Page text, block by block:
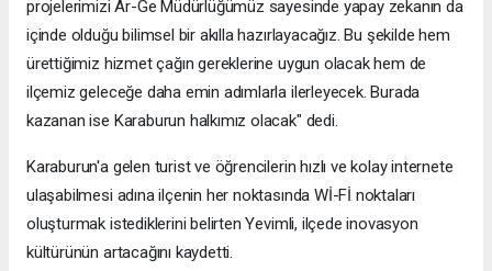
projelerimizi Ar-Ge Müdürlüğümüz sayesinde yapay zekanın da
içinde olduğu bilimsel bir akılla hazırlayacağız. Bu şekilde hem
ürettiğimiz hizmet çağın gereklerine uygun olacak hem de
ilçemiz geleceğe daha emin adımlarla ilerleyecek. Burada
kazanan ise Karaburun halkımız olacak" dedi.
Karaburun'a gelen turist ve öğrencilerin hızlı ve kolay internete
ulaşabilmesi adına ilçenin her noktasında Wİ-Fİ noktaları
oluşturmak istediklerini belirten Yevimli, ilçede inovasyon
kültürünün artacağını kaydetti.